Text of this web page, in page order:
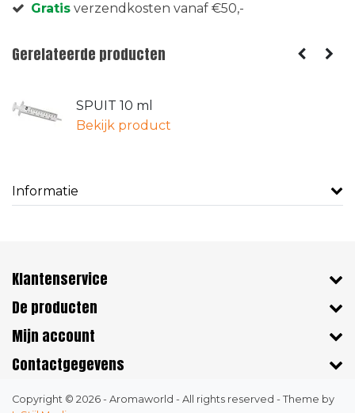
Gratis verzendkosten vanaf €50,-
Gerelateerde producten
SPUIT 10 ml
Bekijk product
Informatie
Klantenservice
De producten
Mijn account
Contactgegevens
Copyright © 2026 - Aromaworld - All rights reserved - Theme by